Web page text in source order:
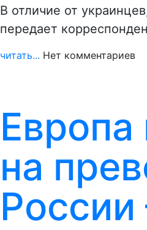
В отличие от
передает
читать... Нет комментариев
на
России